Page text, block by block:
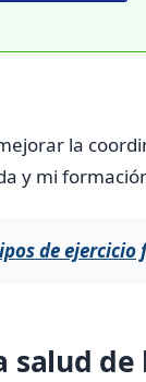
la
y mi
de
salud